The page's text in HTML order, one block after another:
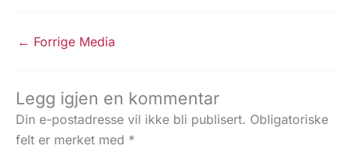
← Forrige Media
Legg igjen en kommentar
Din e-postadresse vil ikke bli publisert. Obligatoriske
felt er merket med *